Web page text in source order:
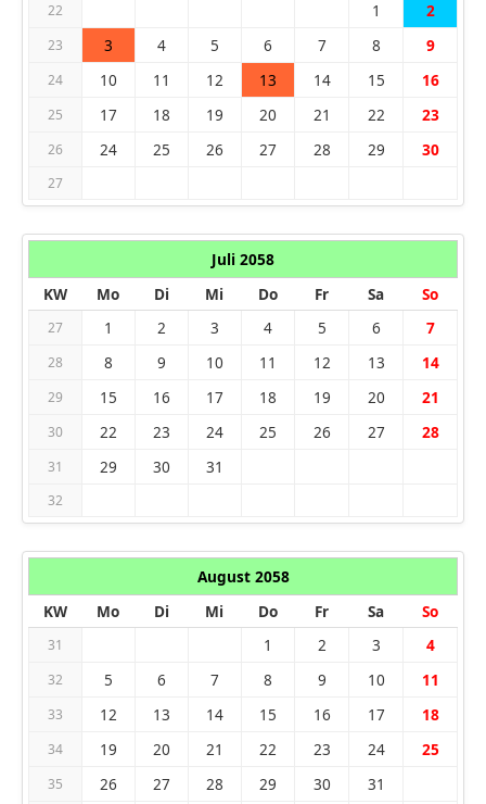
22 1 2
23 3 4 5 6 7 8 9
24 10 11 12 13 14 15 16
25 17 18 19 20 21 22 23
26 24 25 26 27 28 29 30
27
Juli 2058
KW
Mo Di Mi Do Fr Sa So
27 1 2 3 4 5 6 7
28 8 9 10 11 12 13 14
29 15 16 17 18 19 20 21
30 22 23 24 25 26 27 28
31 29 30 31
32
August 2058
KW
Mo Di Mi Do Fr Sa So
31 1 2 3 4
32 5 6 7 8 9 10 11
33 12 13 14 15 16 17 18
34 19 20 21 22 23 24 25
35 26 27 28 29 30 31